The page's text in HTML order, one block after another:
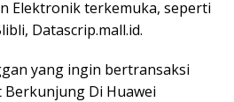
Elektronik terkemuka, seperti
Datascrip.mall.id.
yang ingin bertransaksi
Di Huawei